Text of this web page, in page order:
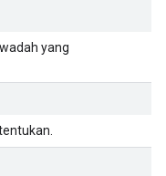
yang